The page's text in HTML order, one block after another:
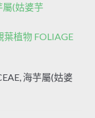
屬(姑婆芋
葉植物 FOLIAGE
海芋屬(姑婆